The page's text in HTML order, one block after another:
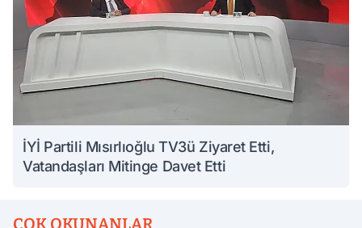
İYİ Partili Mısırlıoğlu TV3ü Ziyaret Etti,
Vatandaşları Mitinge Davet Etti
ÇOK OKUNANLAR